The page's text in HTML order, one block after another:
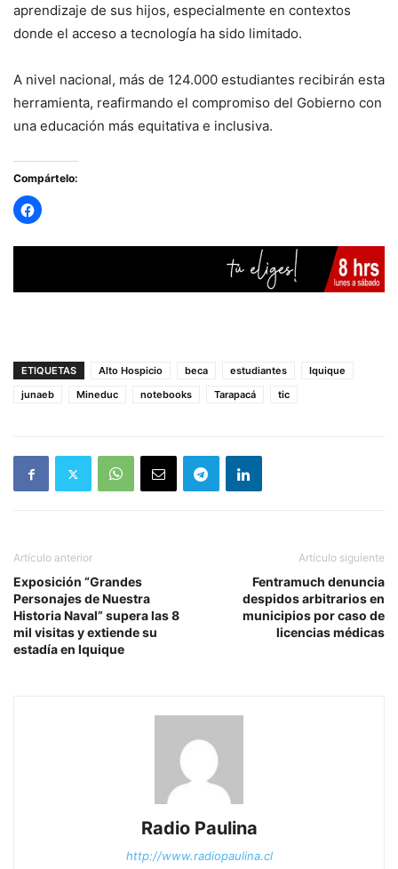
aprendizaje de sus hijos, especialmente en contextos
donde el acceso a tecnología ha sido limitado.
A nivel nacional, más de 124.000 estudiantes recibirán esta
herramienta, reafirmando el compromiso del Gobierno con
una educación más equitativa e inclusiva.
Compártelo:
ETIQUETAS Alto Hospicio beca estudiantes
Iquique
junaeb
Mineduc notebooks Tarapacá tic
Artículo anterior
Exposición “Grandes
Personajes de Nuestra
Historia Naval” supera las 8
mil visitas y extiende su
estadía en Iquique
Artículo siguiente
Fentramuch denuncia
despidos arbitrarios en
municipios por caso de
licencias médicas
Radio Paulina
http://www.radiopaulina.cl